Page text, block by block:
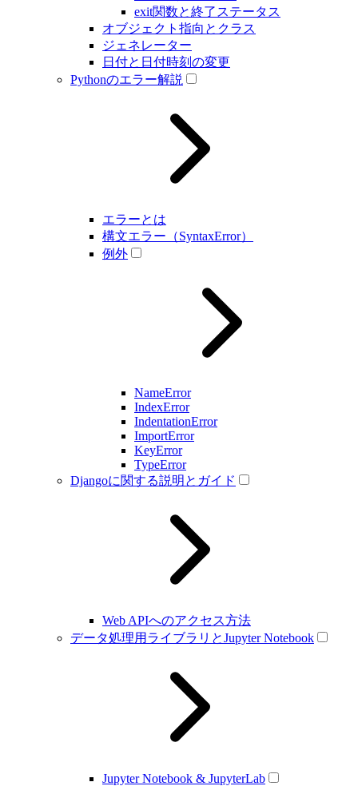
exit関数と終了ステータス
オブジェクト指向とクラス
ジェネレーター
日付と日付時刻の変更
Pythonのエラー解説
エラーとは
構文エラー（SyntaxError）
例外
NameError
IndexError
IndentationError
ImportError
KeyError
TypeError
Djangoに関する説明とガイド
Web APIへのアクセス方法
データ処理用ライブラリとJupyter Notebook
Jupyter Notebook & JupyterLab